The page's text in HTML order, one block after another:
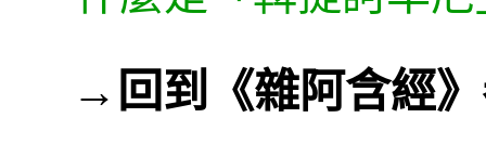
→ 回到《雜阿含經